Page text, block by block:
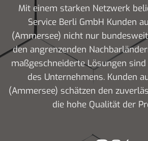
Mit einem starken Netzwerk
Service Berli GmbH Kunden
(Ammersee) nicht nur
den angrenzenden
maßgeschneiderte Lösungen
des Unternehmens. Kunden
(Ammersee) schätzen den
die hohe Qualität der